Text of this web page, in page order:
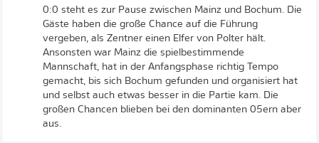
0:0 steht es zur Pause zwischen Mainz und Bochum. Die
Gäste haben die große Chance auf die Führung
vergeben, als Zentner einen Elfer von Polter hält.
Ansonsten war Mainz die spielbestimmende
Mannschaft, hat in der Anfangsphase richtig Tempo
gemacht, bis sich Bochum gefunden und organisiert hat
und selbst auch etwas besser in die Partie kam. Die
großen Chancen blieben bei den dominanten 05ern aber
aus.